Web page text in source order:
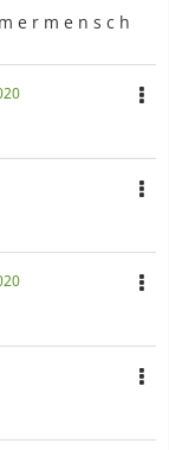
e r m e n s c h